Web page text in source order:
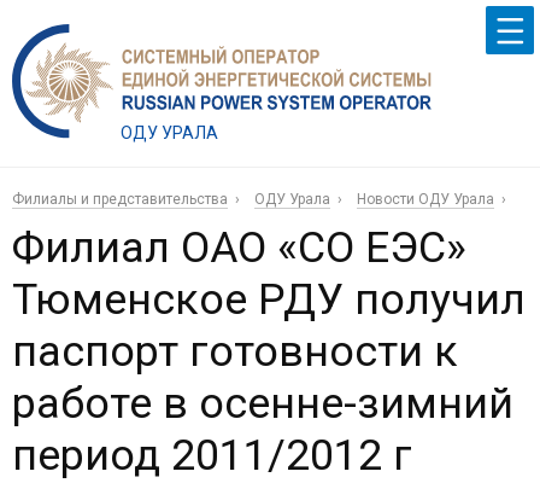
ОДУ УРАЛА
Филиалы и представительства ОДУ Урала Новости ОДУ Урала
Филиал ОАО «СО ЕЭС»
Тюменское РДУ получил
паспорт готовности к
работе в осенне-зимний
период 2011/2012 г